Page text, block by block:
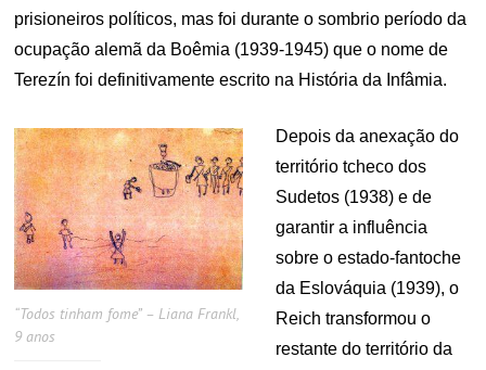
prisioneiros políticos, mas foi durante o sombrio período da
ocupação alemã da Boêmia (1939-1945) que o nome de
Terezín foi definitivamente escrito na História da Infâmia.
“Todos tinham fome” – Liana Frankl,
9 anos
Depois da anexação do
território tcheco dos
Sudetos (1938) e de
garantir a influência
sobre o estado-fantoche
da Eslováquia (1939), o
Reich transformou o
restante do território da